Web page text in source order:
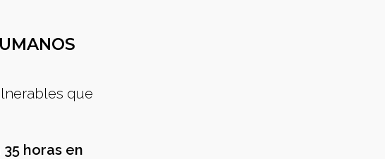
que
horas en